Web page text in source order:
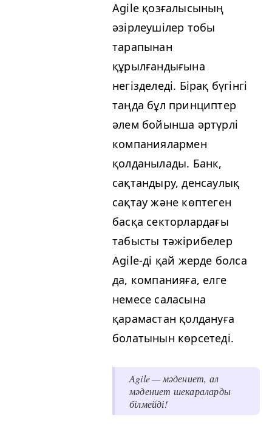
Agile қозғалысының
әзірлеушілер тобы
тарапынан
құрылғандығына
негізделеді. Бірақ бүгінгі
таңда бұл принциптер
әлем бойынша әртүрлі
компаниялармен
қолданылады. Банк,
сақтандыру, денсаулық
сақтау және көптеген
басқа секторлардағы
табысты тәжірибелер
Agile-ді қай жерде болса
да, компанияға, елге
немесе саласына
қарамастан қолдануға
болатынын көрсетеді.
Agile — мәдениет, ал
мәдениет шекараларды
білмейді!